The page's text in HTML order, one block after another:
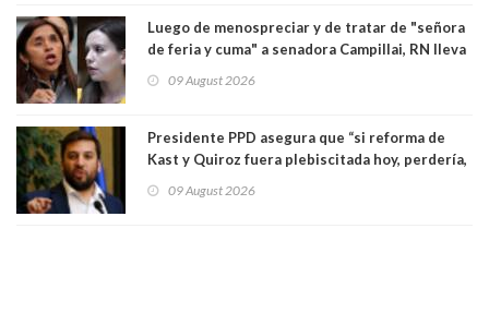
Luego de menospreciar y de tratar de "señora
de feria y cuma" a senadora Campillai, RN lleva
09 August 2026
Presidente PPD asegura que “si reforma de
Kast y Quiroz fuera plebiscitada hoy, perdería,
a favor de la oposición, sería una victoria de la
09 August 2026